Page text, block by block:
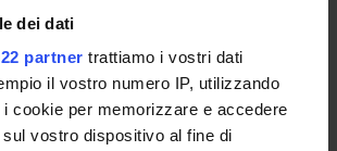
dei dati
partner trattiamo i vostri dati
il vostro numero IP, utilizzando
cookie per memorizzare e accedere
vostro dispositivo al fine di